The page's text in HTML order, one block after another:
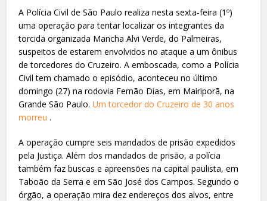
A Polícia Civil de São Paulo realiza nesta sexta-feira (1º)
uma operação para tentar localizar os integrantes da
torcida organizada Mancha Alvi Verde, do Palmeiras,
suspeitos de estarem envolvidos no ataque a um ônibus
de torcedores do Cruzeiro. A emboscada, como a Polícia
Civil tem chamado o episódio, aconteceu no último
domingo (27) na rodovia Fernão Dias, em Mairiporã, na
Grande São Paulo.Um torcedor do Cruzeiro de 30 anos
morreu .
A operação cumpre seis mandados de prisão expedidos
pela Justiça. Além dos mandados de prisão, a polícia
também faz buscas e apreensões na capital paulista, em
Taboão da Serra e em São José dos Campos. Segundo o
órgão, a operação mira dez endereços dos alvos, entre